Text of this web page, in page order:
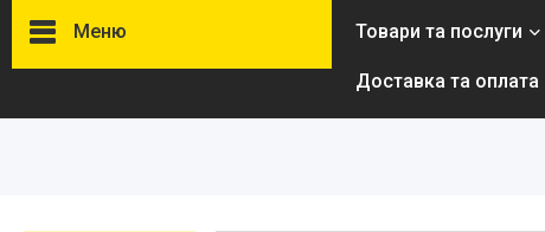
Меню Товари та послуги
Доставка та оплата